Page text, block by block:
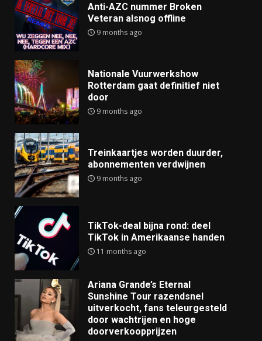
Anti-AZC nummer Broken
Veteran alsnog offline
9 months ago
Nationale Vuurwerkshow
Rotterdam gaat definitief niet
door
9 months ago
Treinkaartjes worden duurder,
abonnementen verdwijnen
9 months ago
TikTok-deal bijna rond: deel
TikTok in Amerikaanse handen
11 months ago
Ariana Grande’s Eternal
Sunshine Tour razendsnel
uitverkocht, fans teleurgesteld
door wachtrijen en hoge
doorverkoopprijzen